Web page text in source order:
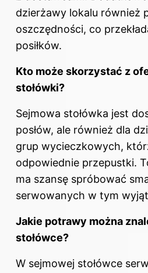
dzierżawy lokalu również
oszczędności, co
posiłków.
Kto może skorzystać z
stołówki?
Sejmowa stołówka jest
posłów, ale również dla
grup wycieczkowych,
odpowiednie przepustki.
ma szansę spróbować
serwowanych w tym
Jakie potrawy można
stołówce?
W sejmowej stołówce